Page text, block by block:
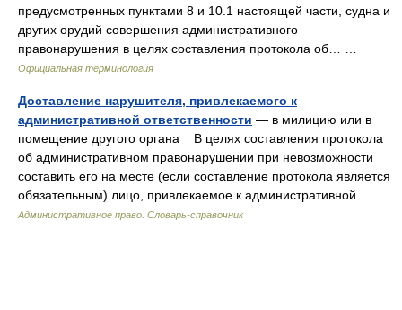
предусмотренных пунктами 8 и 10.1 настоящей части, судна и
других орудий совершения административного
правонарушения в целях составления протокола об… …
Официальная терминология
Доставление нарушителя, привлекаемого к
административной ответственности — в милицию или в
помещение другого органа В целях составления протокола
об административном правонарушении при невозможности
составить его на месте (если составление протокола является
обязательным) лицо, привлекаемое к административной… …
Административное право. Словарь-справочник